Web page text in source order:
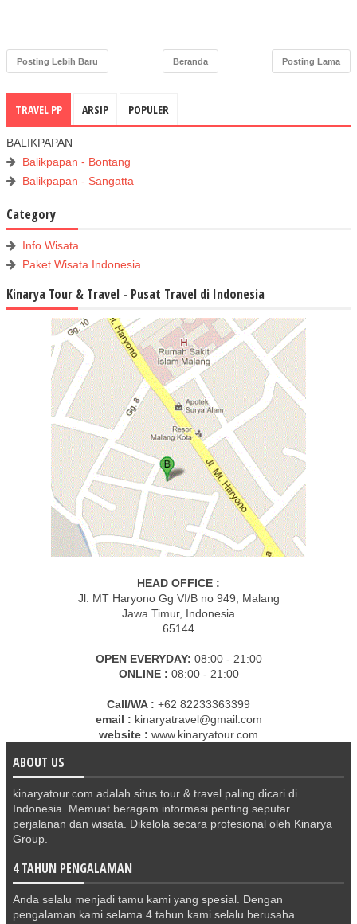
Posting Lebih Baru Posting Lama
Beranda
TRAVEL PP ARSIP POPULER
BALIKPAPAN
Balikpapan - Bontang
Balikpapan - Sangatta
Category
Info Wisata
Paket Wisata Indonesia
Kinarya Tour & Travel - Pusat Travel di Indonesia
HEAD OFFICE :
Jl. MT Haryono Gg VI/B no 949, Malang
Jawa Timur, Indonesia
65144
OPEN EVERYDAY: 08:00 - 21:00
ONLINE : 08:00 - 21:00
Call/WA : +62 82233363399
email : kinaryatravel@gmail.com
website : www.kinaryatour.com
ABOUT US
kinaryatour.com adalah situs tour & travel paling dicari di
Indonesia. Memuat beragam informasi penting seputar
perjalanan dan wisata. Dikelola secara profesional oleh Kinarya
Group.
4 TAHUN PENGALAMAN
Anda selalu menjadi tamu kami yang spesial. Dengan
pengalaman kami selama 4 tahun kami selalu berusaha